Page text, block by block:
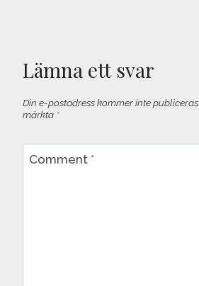
Lämna ett svar
Din e-postadress kommer inte publiceras.
märkta *
Comment *